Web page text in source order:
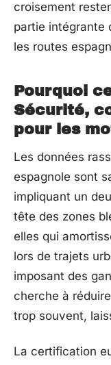
croisement
partie intégrante
les routes
Pourquoi
Sécurité,
pour les
Les données
espagnole sont
impliquant un
tête des zones
elles qui
lors de trajets
imposant des
cherche à
trop souvent,
La certification